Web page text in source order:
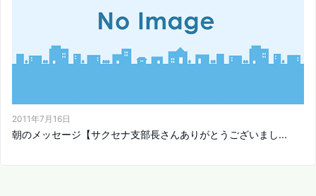
2011年7月16日
朝のメッセージ【サクセナ支部長さんありがとうございまし...